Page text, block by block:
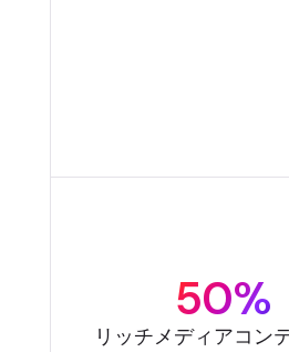
50%
リッチメディアコン